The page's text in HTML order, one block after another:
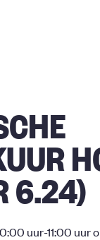
6.24)
uur-11:00 uur